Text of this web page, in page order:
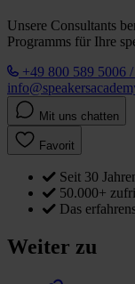
Unsere Consultants
Programms für Ihre
+49 800 589 5006
Mit uns chatten
Favorit
Seit 30
50.000+
Das
Weiter zu